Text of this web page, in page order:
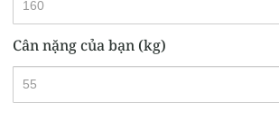
Cân nặng của bạn (kg)